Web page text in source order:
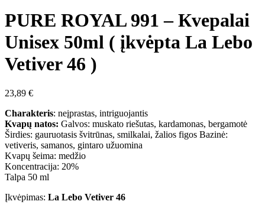
PURE ROYAL 991 – Кvepalai
Unisex 50ml ( įkvėpta La Lebo
Vetiver 46 )
23,89 €
Charakteris: neįprastas, intriguojantis
Kvapų natos: Galvos: muskato riešutas, kardamonas, bergamotė
Širdies: gauruotasis švitrūnas, smilkalai, žalios figos Bazinė:
vetiveris, samanos, gintaro užuomina
Kvapų šeima: medžio
Koncentracija: 20%
Talpa 50 ml
Įkvėpimas: La Lebo Vetiver 46